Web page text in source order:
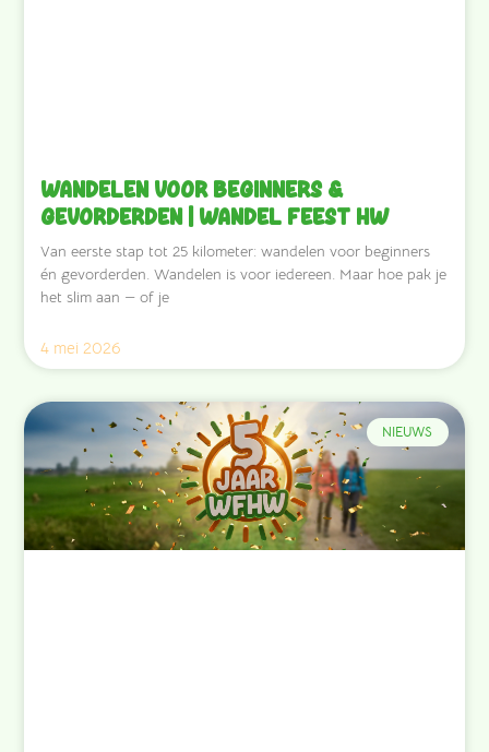
Wandelen voor beginners &
gevorderden | Wandel Feest HW
Van eerste stap tot 25 kilometer: wandelen voor beginners
én gevorderden. Wandelen is voor iedereen. Maar hoe pak je
het slim aan — of je
4 mei 2026
NIEUWS